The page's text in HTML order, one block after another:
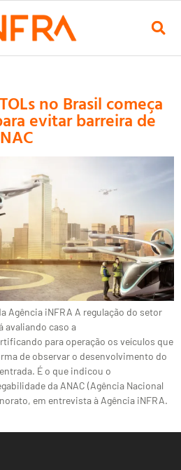
no Brasil começa
evitar barreira de
Agência iNFRA A regulação do setor
avaliando caso a
para operação os veículos que
de observar o desenvolvimento do
É o que indicou o
da ANAC (Agência Nacional
em entrevista à Agência iNFRA.